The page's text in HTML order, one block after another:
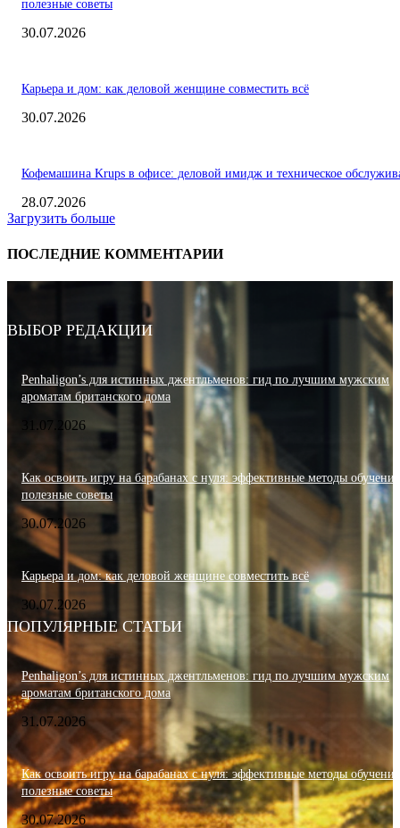
полезные советы
30.07.2026
Карьера и дом: как деловой женщине совместить всё
30.07.2026
Кофемашина Krups в офисе: деловой имидж и техническое
28.07.2026
Загрузить больше
ПОСЛЕДНИЕ КОММЕНТАРИИ
ВЫБОР РЕДАКЦИИ
Penhaligon’s для истинных джентльменов: гид по лучшим мужским
ароматам британского дома
31.07.2026
Как освоить игру на барабанах с нуля: эффективные методы
полезные советы
30.07.2026
Карьера и дом: как деловой женщине совместить всё
30.07.2026
ПОПУЛЯРНЫЕ СТАТЬИ
Penhaligon’s для истинных джентльменов: гид по лучшим мужским
ароматам британского дома
31.07.2026
Как освоить игру на барабанах с нуля: эффективные методы
полезные советы
30.07.2026